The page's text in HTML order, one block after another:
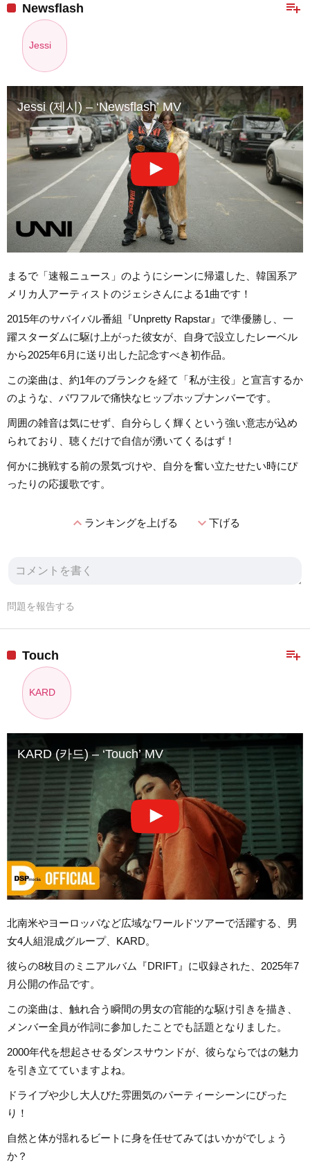
playlist_add
Newsflash
Jessi
Jessi (제시) – ‘Newsflash’ MV
まるで「速報ニュース」のようにシーンに帰還した、韓国系ア
メリカ人アーティストのジェシさんによる1曲です！
2015年のサバイバル番組『Unpretty Rapstar』で準優勝し、一
躍スターダムに駆け上がった彼女が、自身で設立したレーベル
から2025年6月に送り出した記念すべき初作品。
この楽曲は、約1年のブランクを経て「私が主役」と宣言するか
のような、パワフルで痛快なヒップホップナンバーです。
周囲の雑音は気にせず、自分らしく輝くという強い意志が込め
られており、聴くだけで自信が湧いてくるはず！
何かに挑戦する前の景気づけや、自分を奮い立たせたい時にぴ
ったりの応援歌です。
expand_lessランキングを上げる expand_more下げる
問題を報告する
playlist_add
Touch
KARD
KARD (카드) – ‘Touch’ MV
北南米やヨーロッパなど広域なワールドツアーで活躍する、男
女4人組混成グループ、KARD。
彼らの8枚目のミニアルバム『DRIFT』に収録された、2025年7
月公開の作品です。
この楽曲は、触れ合う瞬間の男女の官能的な駆け引きを描き、
メンバー全員が作詞に参加したことでも話題となりました。
2000年代を想起させるダンスサウンドが、彼らならではの魅力
を引き立てていますよね。
ドライブや少し大人びた雰囲気のパーティーシーンにぴった
り！
自然と体が揺れるビートに身を任せてみてはいかがでしょう
か？